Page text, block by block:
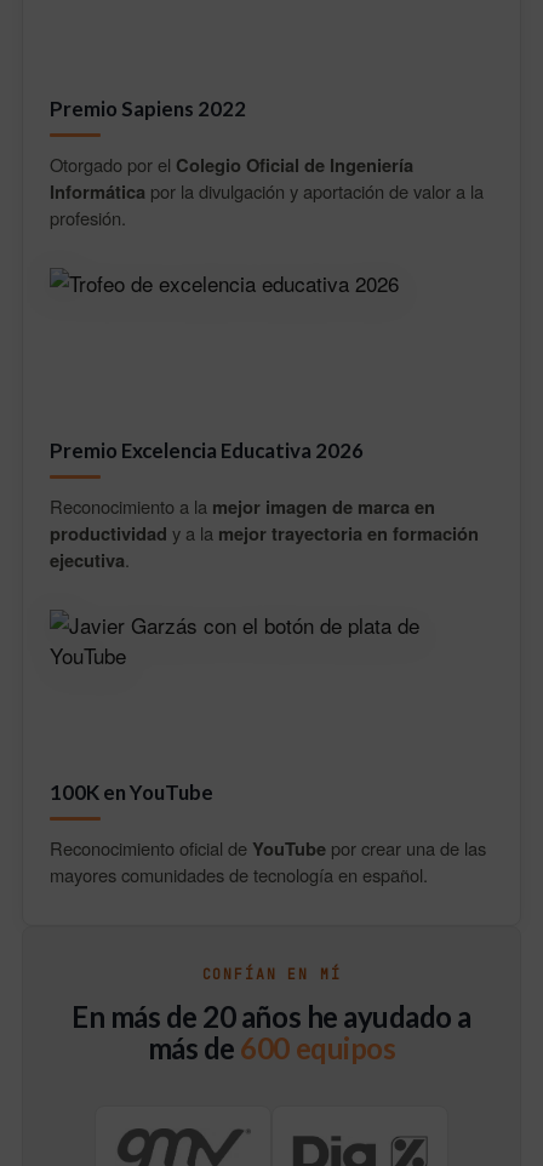
Premio Sapiens 2022
Otorgado por el Colegio Oficial de Ingeniería
Informática por la divulgación y aportación de valor a la
profesión.
Premio Excelencia Educativa 2026
Reconocimiento a la mejor imagen de marca en
productividad y a la mejor trayectoria en formación
ejecutiva.
100K en YouTube
Reconocimiento oficial de YouTube por crear una de las
mayores comunidades de tecnología en español.
CONFÍAN EN MÍ
En más de 20 años he ayudado a
más de 600 equipos